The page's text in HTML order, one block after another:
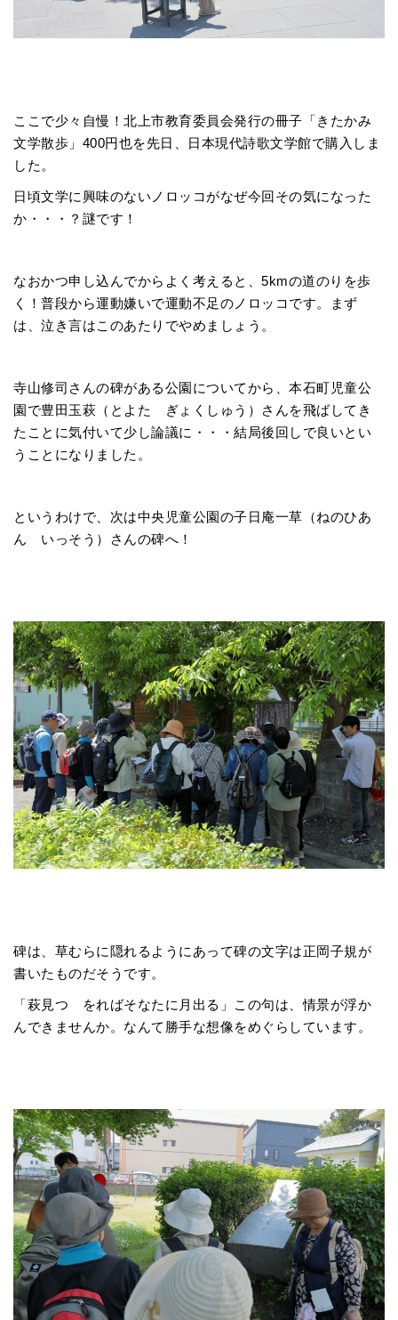
ここで少々自慢！北上市教育委員会発行の冊子「きたかみ
文学散歩」400円也を先日、日本現代詩歌文学館で購入しま
した。
日頃文学に興味のないノロッコがなぜ今回その気になった
か・・・？謎です！
なおかつ申し込んでからよく考えると、5kmの道のりを歩
く！普段から運動嫌いで運動不足のノロッコです。まず
は、泣き言はこのあたりでやめましょう。
寺山修司さんの碑がある公園についてから、本石町児童公
園で豊田玉萩（とよた ぎょくしゅう）さんを飛ばしてき
たことに気付いて少し論議に・・・結局後回しで良いとい
うことになりました。
というわけで、次は中央児童公園の子日庵一草（ねのひあ
ん いっそう）さんの碑へ！
碑は、草むらに隠れるようにあって碑の文字は正岡子規が
書いたものだそうです。
「萩見つゝをればそなたに月出る」この句は、情景が浮か
んできませんか。なんて勝手な想像をめぐらしています。